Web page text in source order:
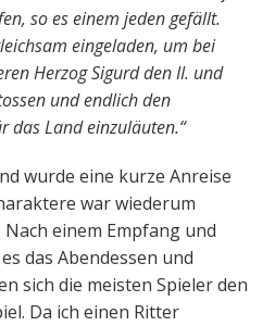
so es einem jeden gefällt.
eingeladen, um bei
Herzog Sigurd den II. und
und endlich den
das Land einzuläuten.“
wurde eine kurze Anreise
war wiederum
einem Empfang und
das Abendessen und
sich die meisten Spieler den
Da ich einen Ritter